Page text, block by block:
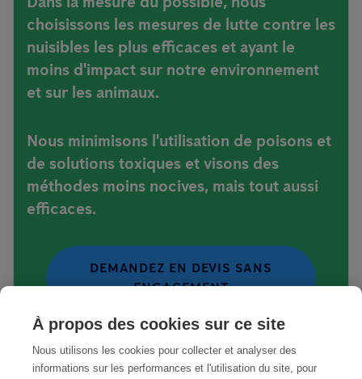
choisissons les mesures de lutte contre les
nuisibles les plus efficaces et ayant le
moins d'impact sur notre environnement
et sur les animaux.
Nous minimisons l'utilisation de poisons et
de solutions toxiques et visons des
méthodes moins nocives, mais tout aussi
efficaces.
DEMANDEZ EN DEVIS SANS
ENGAGEMENT
À propos des cookies sur ce site
Nous utilisons les cookies pour collecter et analyser des
informations sur les performances et l'utilisation du site, pour